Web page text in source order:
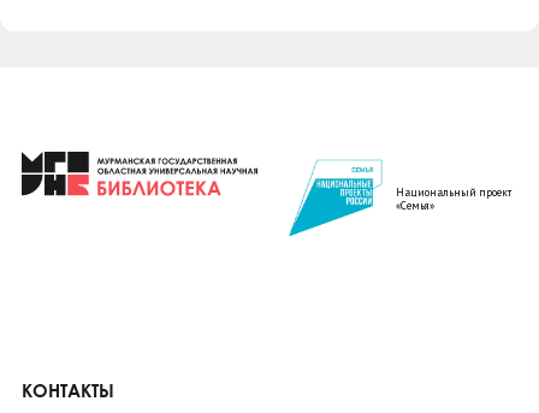
Национальный проект
«Семья»
КОНТАКТЫ